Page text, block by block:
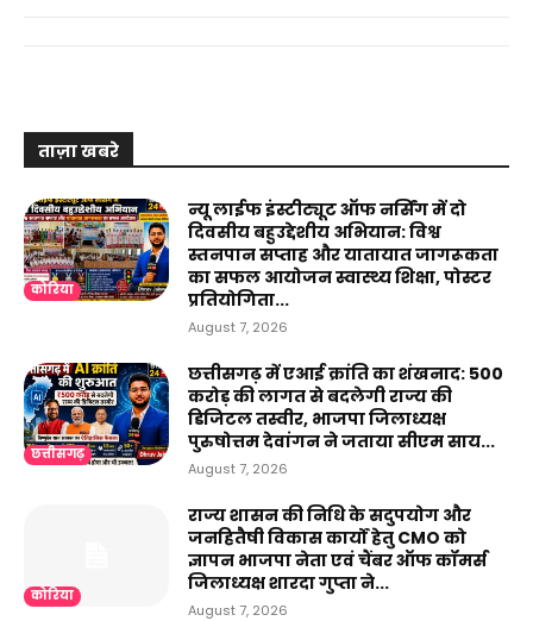
ताज़ा खबरे
कोरिया
न्यू लाईफ इंस्टीट्यूट ऑफ नर्सिंग में दो
दिवसीय बहुउद्देशीय अभियान: विश्व
स्तनपान सप्ताह और यातायात जागरूकता
का सफल आयोजन स्वास्थ्य शिक्षा, पोस्टर
प्रतियोगिता...
August 7, 2026
छत्तीसगढ़
छत्तीसगढ़ में एआई क्रांति का शंखनाद: 500
करोड़ की लागत से बदलेगी राज्य की
डिजिटल तस्वीर, भाजपा जिलाध्यक्ष
पुरुषोत्तम देवांगन ने जताया सीएम साय...
August 7, 2026
कोरिया
राज्य शासन की निधि के सदुपयोग और
जनहितैषी विकास कार्यों हेतु CMO को
ज्ञापन भाजपा नेता एवं चैंबर ऑफ कॉमर्स
जिलाध्यक्ष शारदा गुप्ता ने...
August 7, 2026